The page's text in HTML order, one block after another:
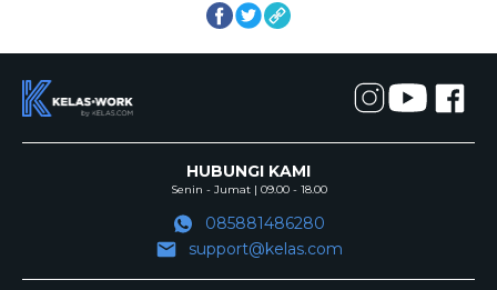
HUBUNGI KAMI
Senin - Jumat | 09.00 - 18.00
085881486280
support@kelas.com